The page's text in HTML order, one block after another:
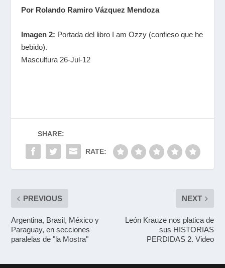
Por Rolando Ramiro Vázquez Mendoza
Imagen 2: Portada del libro I am Ozzy (confieso que he
bebido).
Mascultura 26-Jul-12
SHARE:
RATE:
PREVIOUS
Argentina, Brasil, México y
Paraguay, en secciones
paralelas de "la Mostra"
NEXT
León Krauze nos platica de
sus HISTORIAS
PERDIDAS 2. Video